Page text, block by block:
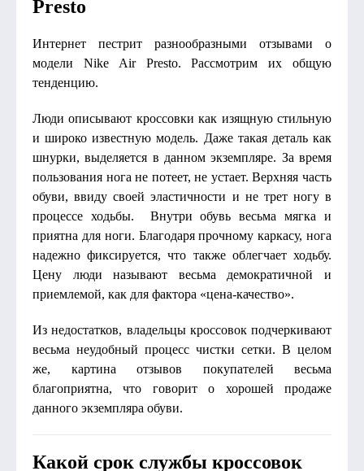
Presto
Интернет пестрит разнообразными отзывами о
модели Nike Air Presto. Рассмотрим их общую
тенденцию.
Люди описывают кроссовки как изящную стильную
и широко известную модель. Даже такая деталь как
шнурки, выделяется в данном экземпляре. За время
пользования нога не потеет, не устает. Верхняя часть
обуви, ввиду своей эластичности и не трет ногу в
процессе ходьбы. Внутри обувь весьма мягка и
приятна для ноги. Благодаря прочному каркасу, нога
надежно фиксируется, что также облегчает ходьбу.
Цену люди называют весьма демократичной и
приемлемой, как для фактора «цена-качество».
Из недостатков, владельцы кроссовок подчеркивают
весьма неудобный процесс чистки сетки. В целом
же, картина отзывов покупателей весьма
благоприятна, что говорит о хорошей продаже
данного экземпляра обуви.
Какой срок службы кроссовок